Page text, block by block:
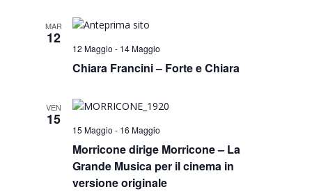
MAR
12
12 Maggio - 14 Maggio
Chiara Francini – Forte e Chiara
VEN
15
15 Maggio - 16 Maggio
Morricone dirige Morricone – La
Grande Musica per il cinema in
versione originale